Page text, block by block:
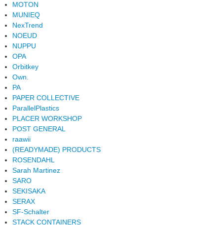
MOTON
MUNIEQ
NexTrend
NOEUD
NUPPU
OPA
Orbitkey
Own.
PA
PAPER COLLECTIVE
ParallelPlastics
PLACER WORKSHOP
POST GENERAL
raawii
(READYMADE) PRODUCTS
ROSENDAHL
Sarah Martinez
SARO
SEKISAKA
SERAX
SF-Schalter
STACK CONTAINERS